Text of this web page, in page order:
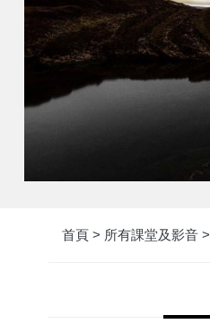
首頁 > 所有課堂及影音 >